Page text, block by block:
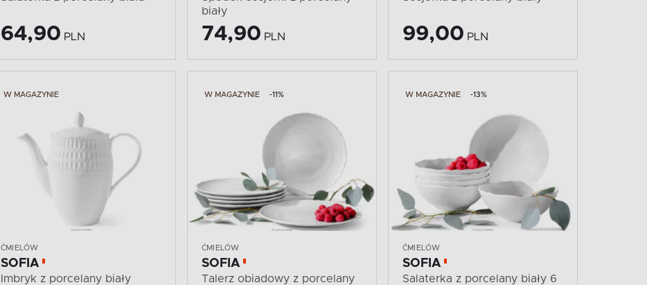
64,90 PLN
biały
74,90 PLN 99,00 PLN
W MAGAZYNIE
ĆMIELÓW
SOFIA
Imbryk z porcelany biały
W MAGAZYNIE -11%
ĆMIELÓW
SOFIA
Talerz obiadowy z porcelany
W MAGAZYNIE -13%
ĆMIELÓW
SOFIA
Salaterka z porcelany biały 6